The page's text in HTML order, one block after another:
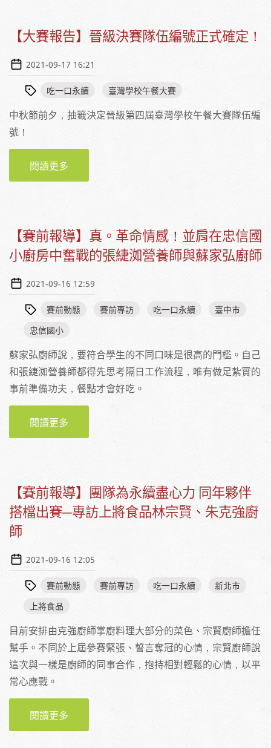
【大賽報告】晉級決賽隊伍編號正式確定！
2021-09-17 16:21
吃一口永續 臺灣學校午餐大賽
中秋節前夕，抽籤決定晉級第四屆臺灣學校午餐大賽隊伍編
號！
閱讀更多
【賽前報導】真。革命情感！並肩在忠信國
小廚房中奮戰的張緁洳營養師與蘇家弘廚師
2021-09-16 12:59
賽前動態 賽前專訪 吃一口永續
臺中市
忠信國小
蘇家弘廚師說，要符合學生的不同口味是很高的門檻。自己
和張緁洳營養師都得先思考隔日工作流程，唯有做足紮實的
事前準備功夫，餐點才會好吃。
閱讀更多
國小廚房中奮戰的張緁洳營養師與蘇家弘廚師
【賽前報導】團隊為永續盡心力 同年夥伴
搭檔出賽─專訪上將食品林宗賢、朱克強廚
師
2021-09-16 12:05
賽前動態 賽前專訪 吃一口永續
新北市
上將食品
目前安排由克強廚師掌廚料理大部分的菜色、宗賢廚師擔任
幫手。不同於上屆參賽緊張、誓言奪冠的心情，宗賢廚師說
這次與一樣是廚師的同事合作，抱持相對輕鬆的心情，以平
常心應戰。
閱讀更多
搭檔出賽─專訪上將食品林宗賢、朱克強廚師